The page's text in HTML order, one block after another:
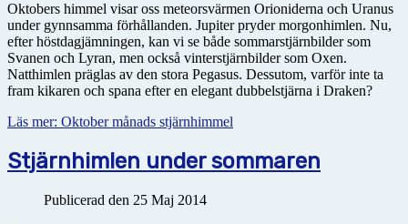
Oktobers himmel visar oss meteorsvärmen Orioniderna och Uranus
under gynnsamma förhållanden. Jupiter pryder morgonhimlen. Nu,
efter höstdagjämningen, kan vi se både sommarstjärnbilder som
Svanen och Lyran, men också vinterstjärnbilder som Oxen.
Natthimlen präglas av den stora Pegasus. Dessutom, varför inte ta
fram kikaren och spana efter en elegant dubbelstjärna i Draken?
Läs mer: Oktober månads stjärnhimmel
Stjärnhimlen under sommaren
Publicerad den 25 Maj 2014